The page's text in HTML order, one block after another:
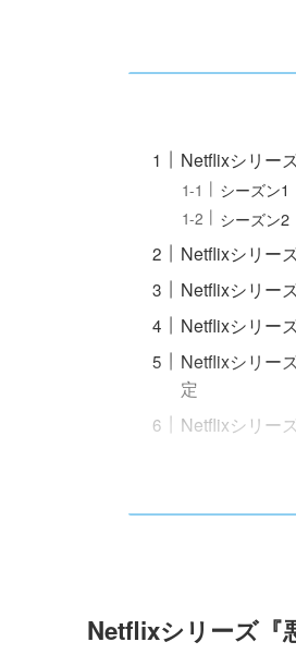
Netflixシリー
シーズン
シーズン2
Netflixシリー
Netflixシリー
Netflixシリー
Netflixシリー
定
Netflixシリー
Netflixシリーズ『